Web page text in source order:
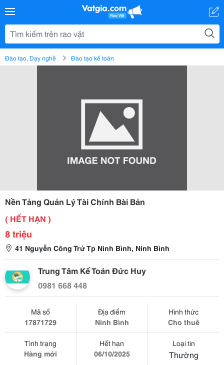
Đào tạo, Dạy nghề Đào tạo kế toán
Nền Tảng Quản Lý Tài Chính Bài Bản
( HẾT HẠN )
8 triệu
41 Nguyễn Công Trứ Tp Ninh Bình, Ninh Bình
Trung Tâm Kế Toán Đức Huy
0981 668 448
Mã số
17871729
Địa điểm
Ninh Bình
Hình thức
Cho thuê
Tình trạng
Hàng mới
Hết hạn
06/10/2025
Loại tin
Thường